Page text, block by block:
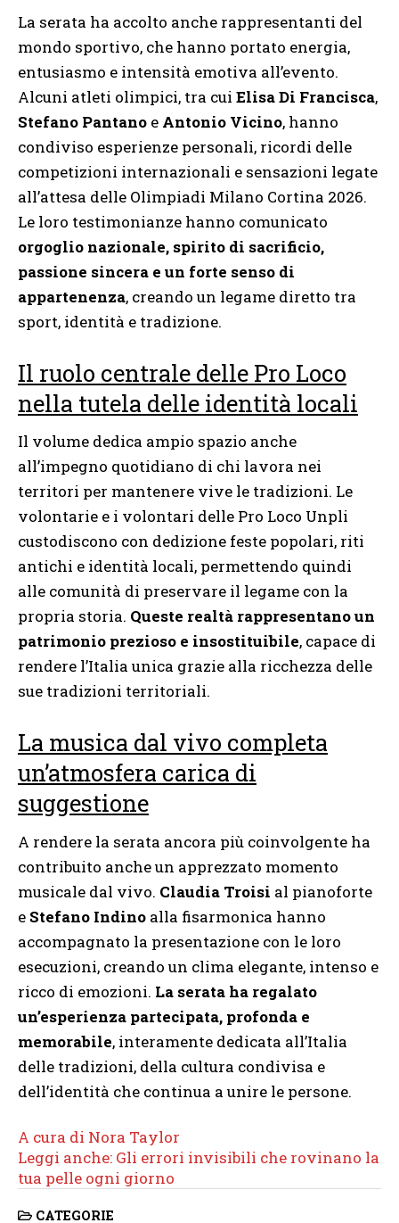
La serata ha accolto anche rappresentanti del
mondo sportivo, che hanno portato energia,
entusiasmo e intensità emotiva all’evento.
Alcuni atleti olimpici, tra cui Elisa Di Francisca,
Stefano Pantano e Antonio Vicino, hanno
condiviso esperienze personali, ricordi delle
competizioni internazionali e sensazioni legate
all’attesa delle Olimpiadi Milano Cortina 2026.
Le loro testimonianze hanno comunicato
orgoglio nazionale, spirito di sacrificio,
passione sincera e un forte senso di
appartenenza, creando un legame diretto tra
sport, identità e tradizione.
Il ruolo centrale delle Pro Loco
nella tutela delle identità locali
Il volume dedica ampio spazio anche
all’impegno quotidiano di chi lavora nei
territori per mantenere vive le tradizioni. Le
volontarie e i volontari delle Pro Loco Unpli
custodiscono con dedizione feste popolari, riti
antichi e identità locali, permettendo quindi
alle comunità di preservare il legame con la
propria storia. Queste realtà rappresentano un
patrimonio prezioso e insostituibile, capace di
rendere l’Italia unica grazie alla ricchezza delle
sue tradizioni territoriali.
La musica dal vivo completa
un’atmosfera carica di
suggestione
A rendere la serata ancora più coinvolgente ha
contribuito anche un apprezzato momento
musicale dal vivo. Claudia Troisi al pianoforte
e Stefano Indino alla fisarmonica hanno
accompagnato la presentazione con le loro
esecuzioni, creando un clima elegante, intenso e
ricco di emozioni. La serata ha regalato
un’esperienza partecipata, profonda e
memorabile, interamente dedicata all’Italia
delle tradizioni, della cultura condivisa e
dell’identità che continua a unire le persone.
A cura di Nora Taylor
Leggi anche: Gli errori invisibili che rovinano la
tua pelle ogni giorno
CATEGORIE